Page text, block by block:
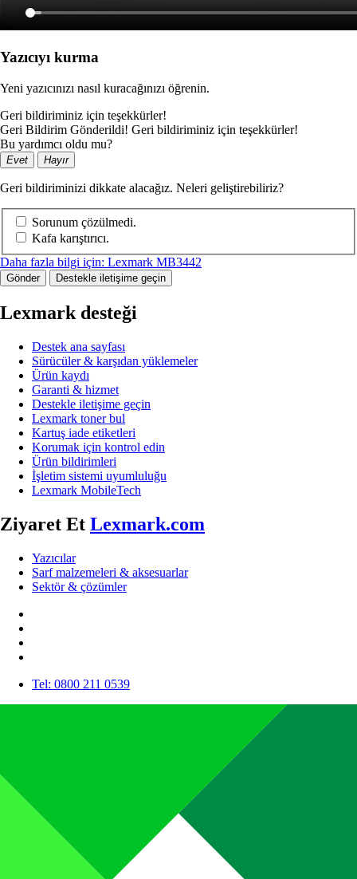
Yazıcıyı kurma
Yeni yazıcınızı nasıl kuracağınızı öğrenin.
Geri bildiriminiz için teşekkürler!
Geri Bildirim Gönderildi! Geri bildiriminiz için teşekkürler!
Bu yardımcı oldu mu?
Evet Hayır
Geri bildiriminizi dikkate alacağız. Neleri geliştirebiliriz?
Sorunum çözülmedi.
Kafa karıştırıcı.
Daha fazla bilgi için: Lexmark MB3442
Gönder Destekle iletişime geçin
Lexmark desteği
Destek ana sayfası
Sürücüler & karşıdan yüklemeler
Ürün kaydı
Garanti & hizmet
Destekle iletişime geçin
Lexmark toner bul
Kartuş iade etiketleri
Korumak için kontrol edin
Ürün bildirimleri
İşletim sistemi uyumluluğu
Lexmark MobileTech
Ziyaret Et Lexmark.com
Yazıcılar
Sarf malzemeleri & aksesuarlar
Sektör & çözümler
Tel: 0800 211 0539